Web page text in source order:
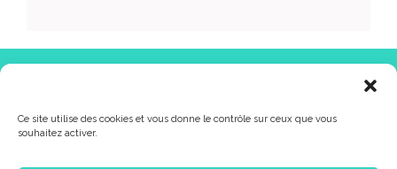
Ce site utilise des cookies et vous donne le contrôle sur ceux que vous
souhaitez activer.
lescuizines@CHELLES.FR